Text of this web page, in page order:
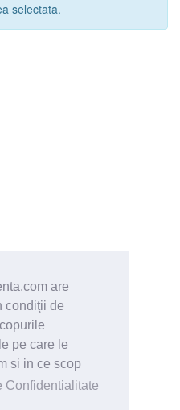
are
condiţii de
pe care le
si in ce scop
Confidentialitate
selectata.